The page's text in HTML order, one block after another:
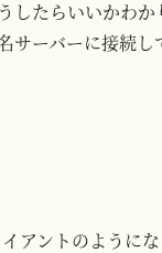
したらいいかわ
サーバーに接続
アントのように